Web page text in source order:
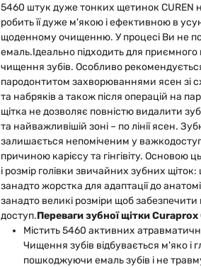
5460 штук дуже тонких щетинок CUREN
робить її дуже м'якою і ефективною в
щоденному очищенню. У процесі Ви не
емаль.Ідеально підходить для
чищення зубів. Особливо
пародонтитом захворюваннями ясен зі
та набряків а також після операцій на
щітка не дозволяє повністю видалити
та найважливішій зоні – по лінії ясен.
залишається непоміченим у
причиною карієсу та гінгівіту. Основою
і розмір голівки звичайних зубних
занадто жорстка для адаптації до
занадто великі розміри щоб
доступ.Переваги зубної щітки
Містить 5460 активних
Чищення зубів відбувається м'яко і
пошкоджуючи емаль зубів і не